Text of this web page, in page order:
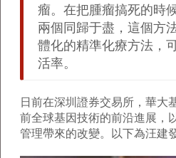
瘤。在把腫瘤搞死的時
兩個同歸于盡，這個方
體化的精準化療方法，
活率。
日前在深圳證券交易所，華大
前全球基因技術的前沿進展，
管理帶來的改變。以下為汪建